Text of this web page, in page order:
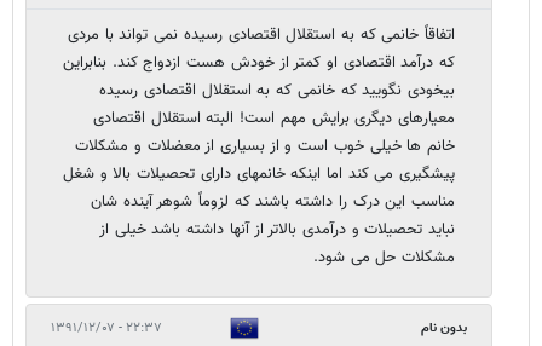
اتفاقاً خانمی که به استقلال اقتصادی رسیده نمی تواند با مردی
که درآمد اقتصادی او کمتر از خودش هست ازدواج کند. بنابراین
بیخودی نگویید که خانمی که به استقلال اقتصادی رسیده
معیارهای دیگری برایش مهم است! البته استقلال اقتصادی
خانم ها خیلی خوب است و از بسیاری از معضلات و مشکلات
پیشگیری می کند اما اینکه خانمهای دارای تحصیلات بالا و شغل
مناسب این درک را داشته باشند که لزوماً شوهر آینده شان
نباید تحصیلات و درآمدی بالاتر از آنها داشته باشد خیلی از
مشکلات حل می شود.
بدون نام ۲۲:۳۷ - ۱۳۹۱/۱۲/۰۷